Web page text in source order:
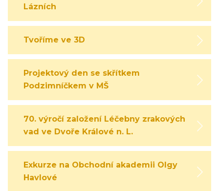
Lázních
Tvoříme ve 3D
Projektový den se skřítkem
Podzimníčkem v MŠ
70. výročí založení Léčebny zrakových
vad ve Dvoře Králové n. L.
Exkurze na Obchodní akademii Olgy
Havlové